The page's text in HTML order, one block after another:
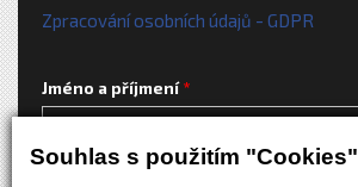
Souhlas s použitím "Cookies"
Zpracování osobních údajů - GDPR
Jméno a příjmení
E-mailová adresa